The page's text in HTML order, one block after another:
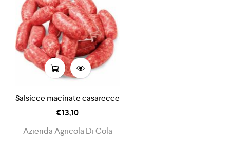
Salsicce macinate casarecce
€13,10
Azienda Agricola Di Cola